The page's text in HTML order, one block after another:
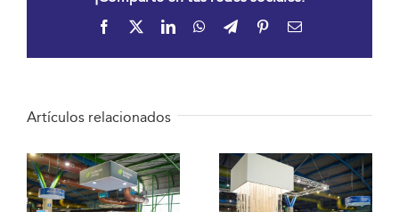
Facebook LinkedInWhatsApp
TelegramPinterestCorreo
Artículos relacionados